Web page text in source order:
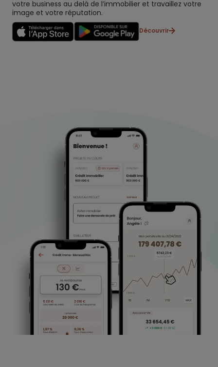
votre business au delà de l’immobilier et travaillez votre
image et votre réputation.
Découvrir